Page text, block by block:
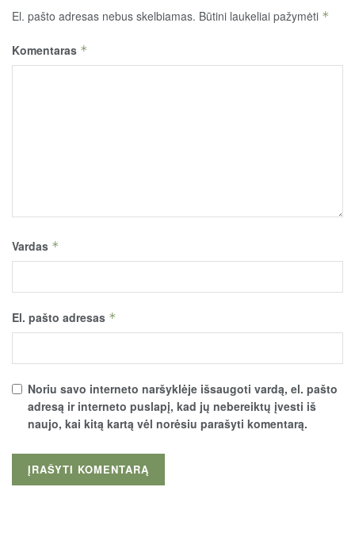
El. pašto adresas nebus skelbiamas. Būtini laukeliai pažymėti *
Komentaras *
Vardas *
El. pašto adresas *
Noriu savo interneto naršyklėje išsaugoti vardą, el. pašto
adresą ir interneto puslapį, kad jų nebereiktų įvesti iš
naujo, kai kitą kartą vėl norėsiu parašyti komentarą.